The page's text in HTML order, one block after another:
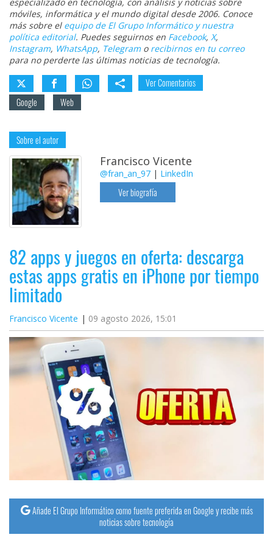
móviles, informática y el mundo digital desde 2006. Conoce
más sobre el equipo de El Grupo Informático y nuestra
política editorial. Puedes seguirnos en Facebook, X,
Instagram, WhatsApp, Telegramo recibirnos en tu correo
para no perderte las últimas noticias de tecnología.
Ver Comentarios
Google
Web
Sobre el autor
Francisco Vicente
@fran_an_97 | LinkedIn
Ver biografía
82 apps y juegos en oferta: descarga
estas apps gratis en iPhone por tiempo
limitado
Francisco Vicente 09 agosto 2026, 15:01
Añade El Grupo Informático como fuente preferida en Google y recibe más
noticias sobre tecnología